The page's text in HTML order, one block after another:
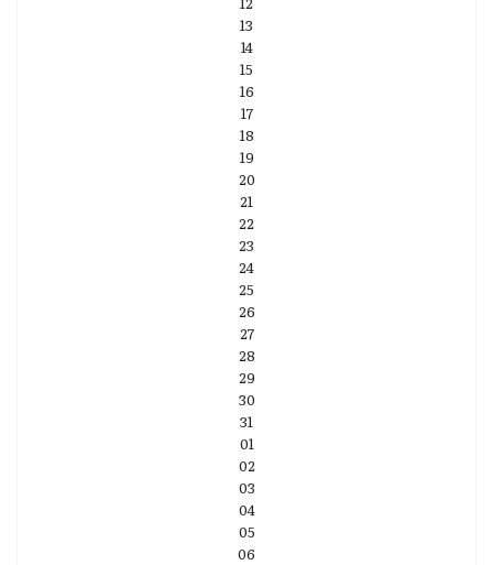
13
14
15
16
17
18
19
20
21
22
23
24
25
26
27
28
29
30
31
01
02
03
04
05
06